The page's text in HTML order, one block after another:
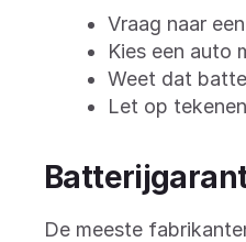
Vraag naar
Kies een auto
Weet dat
Let op
De meeste